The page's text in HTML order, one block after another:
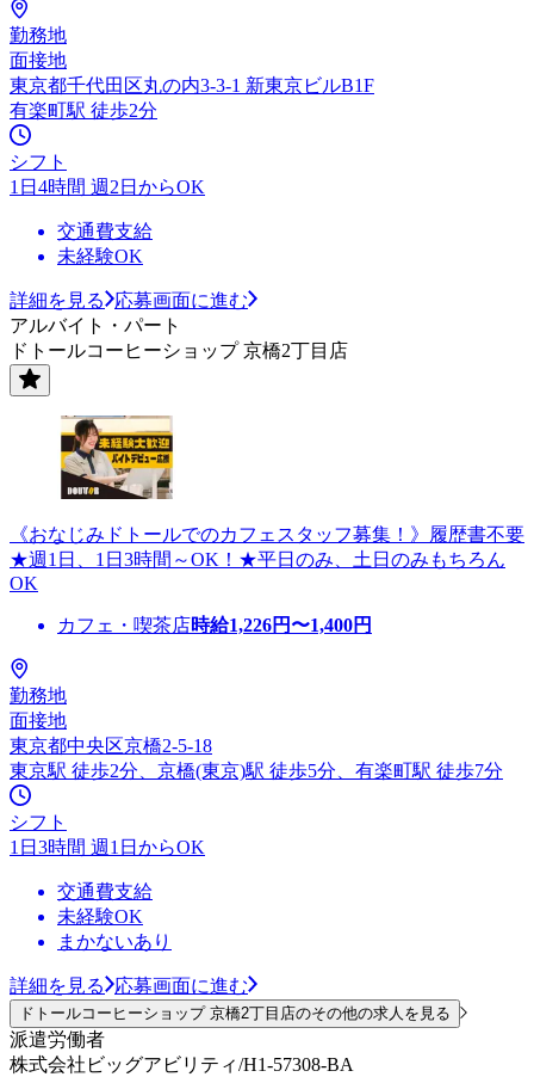
勤務地
面接地
東京都千代田区丸の内3-3-1 新東京ビルB1F
有楽町駅 徒歩2分
シフト
1日4時間 週2日からOK
交通費支給
未経験OK
詳細を見る
応募画面に進む
アルバイト・パート
ドトールコーヒーショップ 京橋2丁目店
《おなじみドトールでのカフェスタッフ募集！》履歴書不要
★週1日、1日3時間～OK！★平日のみ、土日のみもちろん
OK
カフェ・喫茶店時給1,226円〜1,400円
勤務地
面接地
東京都中央区京橋2-5-18
東京駅 徒歩2分、京橋(東京)駅 徒歩5分、有楽町駅 徒歩7分
シフト
1日3時間 週1日からOK
交通費支給
未経験OK
まかないあり
詳細を見る 応募画面に進む
ドトールコーヒーショップ 京橋2丁目店のその他の求人を見る
派遣労働者
株式会社ビッグアビリティ/H1-57308-BA